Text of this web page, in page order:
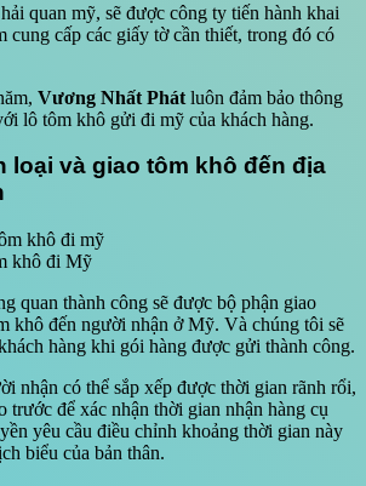
quan mỹ, sẽ được công ty tiến hành khai
cung cấp các giấy tờ cần thiết, trong đó có
Vương Nhất Phát luôn đảm bảo thông
lô tôm khô gửi đi mỹ của khách hàng.
loại và giao tôm khô đến địa
khô đi Mỹ
quan thành công sẽ được bộ phận giao
khô đến người nhận ở Mỹ. Và chúng tôi sẽ
hàng khi gói hàng được gửi thành công.
nhận có thể sắp xếp được thời gian rãnh rổi,
trước để xác nhận thời gian nhận hàng cụ
yêu cầu điều chỉnh khoảng thời gian này
biểu của bản thân.